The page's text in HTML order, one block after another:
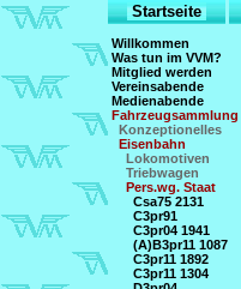
Startseite
Willkommen
Was tun im VVM?
Mitglied werden
Vereinsabende
Medienabende
Fahrzeugsammlung
Konzeptionelles
Eisenbahn
Lokomotiven
Triebwagen
Pers.wg. Staat
Csa75 2131
C3pr91
C3pr04 1941
(A)B3pr11 1087
C3pr11 1892
C3pr11 1304